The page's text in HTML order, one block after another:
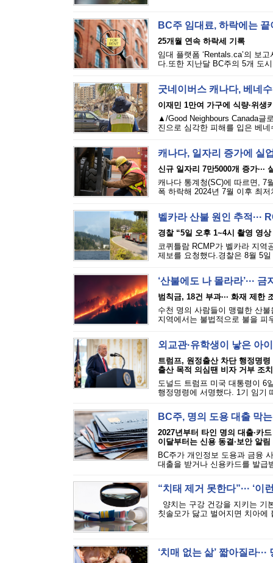
BC주 임대료, 하락에는
25개월 연속 하락세 기록
임대 플랫폼 ‘Rentals.ca’의 보
다.또한 지난달 BC주의 5개 도
굿네이버스 캐나다, 베네
이재민 1만여 가구에 식량·위생
▲/Good Neighbours Canada글
진으로 심각한 피해를 입은 베
캐나다, 일자리 증가에 실
신규 일자리 7만5000개 증가···
캐나다 통계청(SC)에 따르면, 7
폭 하락해 2024년 7월 이후 최
벨카라 산불 원인 추적···
경찰 “5일 오후 1~4시 촬영 영상
코퀴틀람 RCMP가 벨카라 지역
제보를 요청했다.경찰은 8월 5
‘산불에도 나 몰라라’···
범칙금, 18건 부과··· 화재 제한
수천 명의 사람들이 맹렬한 산
지역에서는 불법적으로 불을 피
외교관·유학생이 낳은 아
트럼프, 원정출산 차단 행정명령
출산 목적 의심땐 비자 거부 조치
도널드 트럼프 미국 대통령이 6
행정명령에 서명했다. 1기 임기
BC주, 명의 도용 대출 막
2027년부터 타인 명의 대출·카
이달부터는 신용 동결·보안 알
BC주가 개인정보 도용과 금융
대출을 받거나 신용카드를 발급
“치태 제거 못한다”··· ‘
양치는 구강 건강을 지키는 기
칫솔모가 닳고 벌어지면 치아에
‘치매 없는 삶’ 짧아질라